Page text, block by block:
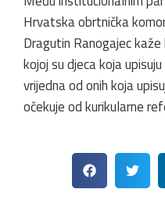
Hrvatska obrtnička
Dragutin Ranogajec
kojoj su djeca koja
vrijedna od onih koja
očekuje od kurikularne